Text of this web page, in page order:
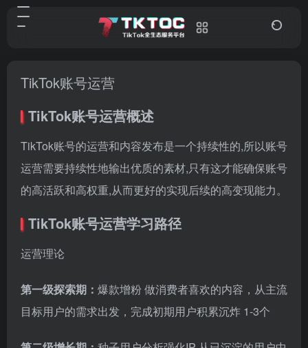
TikTok账号运营
TikTok账号运营概述
TikTok账号的运营和内容发布是一个持续性的,所以账号
运营需要持续性地输出优质的素材,只有这才能确保账号
的高活跃和高权重,从而更好的实现后续的高变现能力。
TikTok账号运营学习路径
运营理论
第一级探索期： 爆款增粉 做消费者喜欢的内容，从主流
目标用户的需求出发，完成初期用户积累沉炸 1-3个